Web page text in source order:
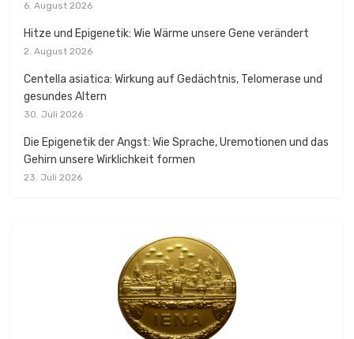
6. August 2026
Hitze und Epigenetik: Wie Wärme unsere Gene verändert
2. August 2026
Centella asiatica: Wirkung auf Gedächtnis, Telomerase und
gesundes Altern
30. Juli 2026
Die Epigenetik der Angst: Wie Sprache, Uremotionen und das
Gehirn unsere Wirklichkeit formen
23. Juli 2026